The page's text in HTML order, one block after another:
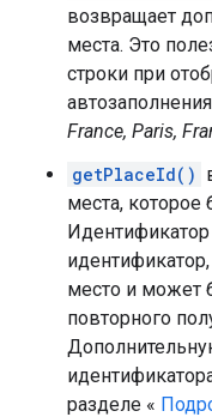
возвращает
места. Это
строки при
France, Paris,
getPlaceId()
места, которое
место и может
повторного
разделе «